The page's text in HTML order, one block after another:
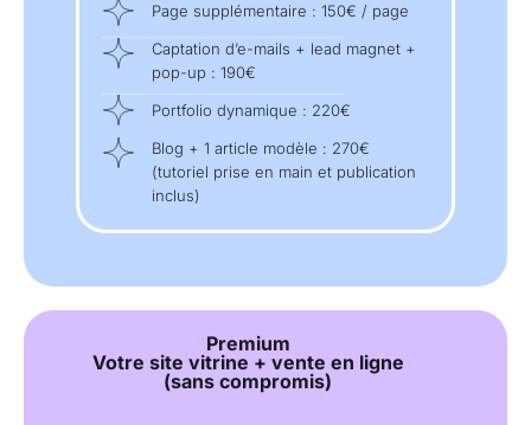
Page supplémentaire : 150€ / page
Captation d’e-mails + lead magnet +
pop-up : 190€
Portfolio dynamique : 220€
Blog + 1 article modèle : 270€
(tutoriel prise en main et publication
inclus)
Premium
Votre site vitrine + vente en ligne
(sans compromis)